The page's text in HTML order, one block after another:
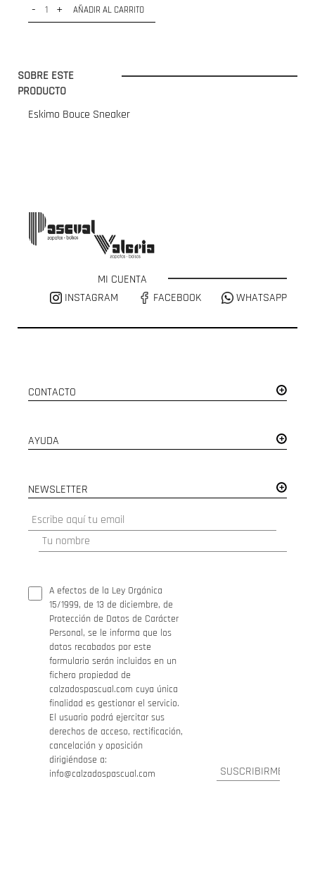
- + AÑADIR AL CARRITO
SOBRE ESTE
PRODUCTO
Eskimo Bouce Sneaker
MI CUENTA
INSTAGRAM
FACEBOOK WHATSAPP
CONTACTO
AYUDA
NEWSLETTER
A efectos de la Ley Orgánica
15/1999, de 13 de diciembre, de
Protección de Datos de Carácter
Personal, se le informa que los
datos recabados por este
formulario serán incluidos en un
fichero propiedad de
calzadospascual.com cuya única
finalidad es gestionar el servicio.
El usuario podrá ejercitar sus
derechos de acceso, rectificación,
cancelación y oposición
dirigiéndose a:
info@calzadospascual.com